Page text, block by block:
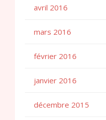
avril 2016
mars 2016
février 2016
janvier 2016
décembre 2015